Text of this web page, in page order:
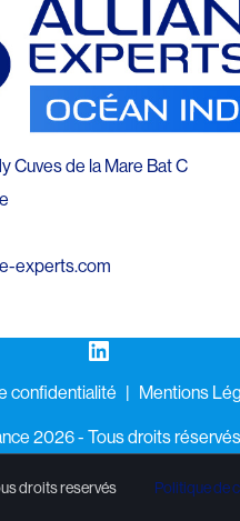
Cuves de la Mare Bat C
experts.com
LinkedIn
confidentialité
Mentions
2026 - Tous droits réservés
droits reservés Politique de